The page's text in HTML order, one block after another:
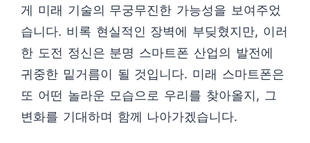
게 미래 기술의 무궁무진한 가능성을 보여주었
습니다. 비록 현실적인 장벽에 부딪혔지만, 이러
한 도전 정신은 분명 스마트폰 산업의 발전에
귀중한 밑거름이 될 것입니다. 미래 스마트폰은
또 어떤 놀라운 모습으로 우리를 찾아올지, 그
변화를 기대하며 함께 나아가겠습니다.